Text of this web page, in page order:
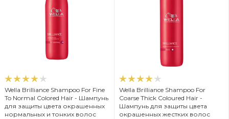
Wella Brilliance Shampoo For Fine
To Normal Colored Hair - Шампунь
для защиты цвета окрашенных
нормальных и тонких волос
Wella Brilliance Shampoo For
Coarse Thick Coloured Hair -
Шампунь для защиты цвета
окрашенных жестких волос